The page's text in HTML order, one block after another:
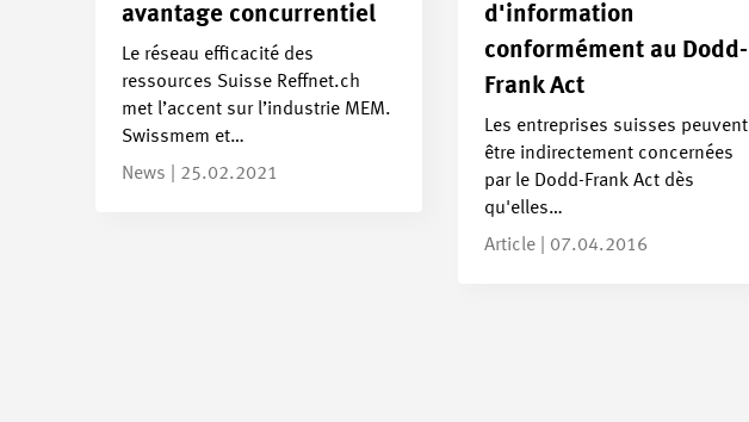
avantage concurrentiel
Le réseau efficacité des
ressources Suisse Reffnet.ch
met l’accent sur l’industrie MEM.
Swissmem et…
News | 25.02.2021
d'information
conformément au Dodd-
Frank Act
Les entreprises suisses peuvent
être indirectement concernées
par le Dodd-Frank Act dès
qu'elles…
Article | 07.04.2016